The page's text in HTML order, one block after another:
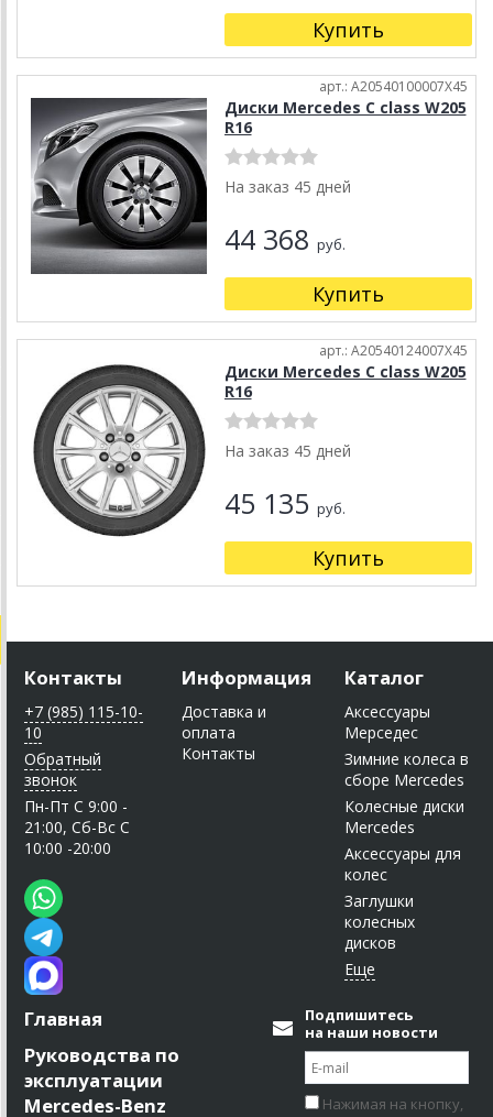
Купить
арт.: A20540100007X45
Диски Mercedes C class W205
R16
На заказ 45 дней
44 368 руб.
Купить
арт.: A20540124007X45
Диски Mercedes C class W205
R16
На заказ 45 дней
45 135 руб.
Купить
Контакты
+7 (985) 115-10-
10
Обратный
звонок
Пн-Пт C 9:00 -
21:00, Сб-Вс С
10:00 -20:00
Информация
Доставка и
оплата
Контакты
Каталог
Аксессуары
Мерседес
Зимние колеса в
сборе Mercedes
Колесные диски
Mercedes
Аксессуары для
колес
Заглушки
колесных
дисков
Главная
Руководства по
эксплуатации
Mercedes-Benz
Подпишитесь
на наши новости
Нажимая на кнопку,